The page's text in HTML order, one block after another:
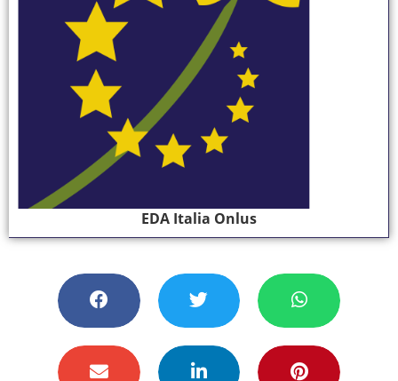
EDA Italia Onlus